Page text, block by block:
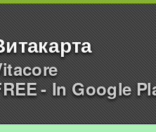
- In Google